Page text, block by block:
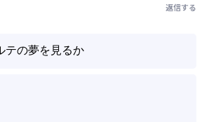
返信する